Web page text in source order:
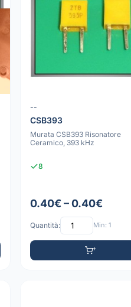
--
CSB393
Murata CSB393 Risonatore
Ceramico, 393 kHz
8
0.40€ – 0.40€
Quantità: Min: 1